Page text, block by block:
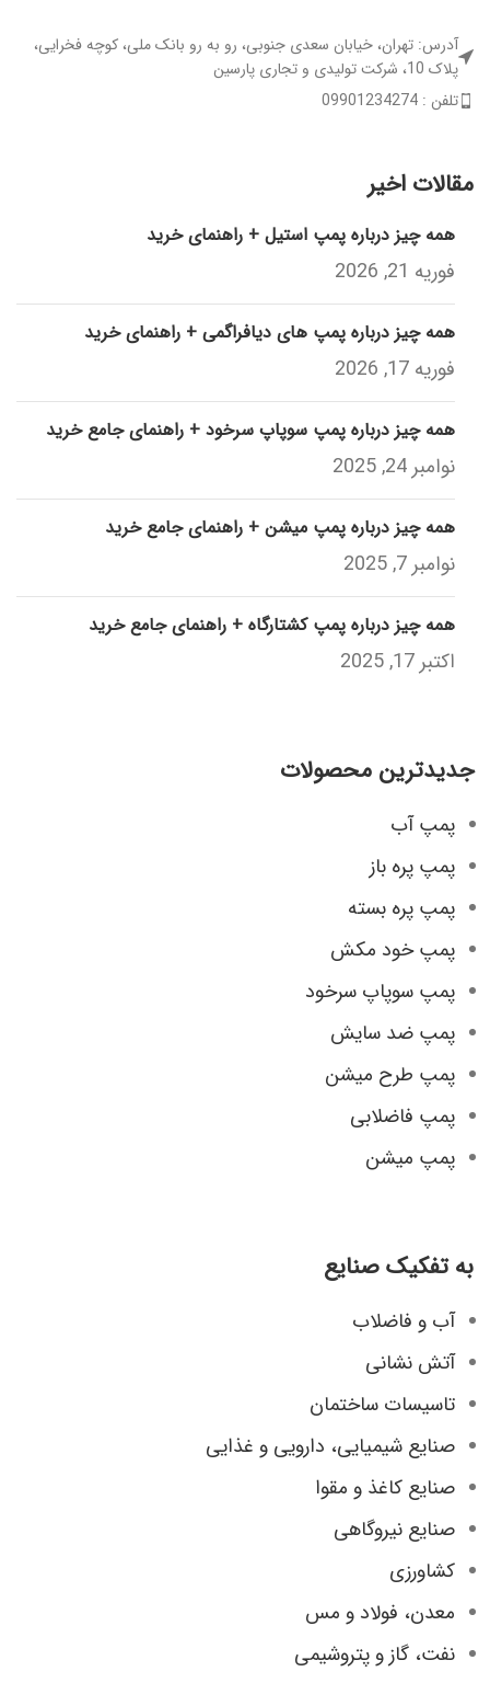
آدرس: تهران، خیابان سعدی جنوبی، رو به رو بانک ملی، کوچه فخرایی،
پلاک 10، شرکت تولیدی و تجاری پارسین
تلفن : 09901234274
مقالات اخیر
همه چیز درباره پمپ استیل + راهنمای خرید
فوریه 21, 2026
همه چیز درباره پمپ های دیافراگمی + راهنمای خرید
فوریه 17, 2026
همه چیز درباره پمپ سوپاپ سرخود + راهنمای جامع خرید
نوامبر 24, 2025
همه چیز درباره پمپ میشن + راهنمای جامع خرید
نوامبر 7, 2025
همه چیز درباره پمپ کشتارگاه + راهنمای جامع خرید
اکتبر 17, 2025
جدیدترین محصولات
پمپ آب
پمپ پره باز
پمپ پره بسته
پمپ خود مکش
پمپ سوپاپ سرخود
پمپ ضد سایش
پمپ طرح میشن
پمپ فاضلابی
پمپ میشن
به تفکیک صنایع
آب و فاضلاب
آتش نشانی
تاسیسات ساختمان
صنایع شیمیایی، دارویی و غذایی
صنایع کاغذ و مقوا
صنایع نیروگاهی
کشاورزی
معدن، فولاد و مس
نفت، گاز و پتروشیمی